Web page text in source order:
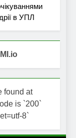
в УПЛ
found at
is `200`
8`